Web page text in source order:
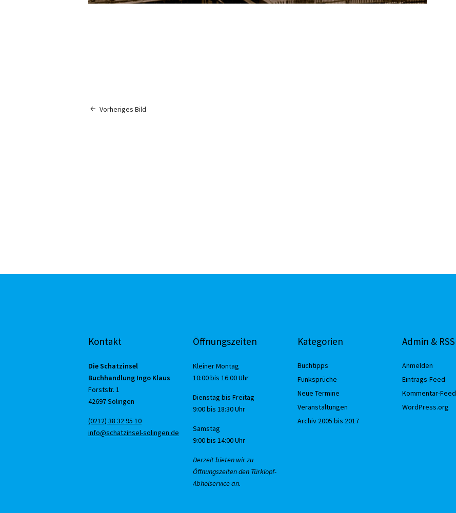
Vorheriges Bild
Kontakt
Die Schatzinsel
Buchhandlung Ingo Klaus
Forststr. 1
42697 Solingen
(0212) 38 32 95 10
info@schatzinsel-solingen.de
Öffnungszeiten
Kleiner Montag
10:00 bis 16:00 Uhr
Dienstag bis Freitag
9:00 bis 18:30 Uhr
Samstag
9:00 bis 14:00 Uhr
Derzeit bieten wir zu
Öffnungszeiten den Türklopf-
Abholservice an.
Kategorien
Buchtipps
Funksprüche
Neue Termine
Veranstaltungen
Archiv 2005 bis 2017
Admin & RSS
Anmelden
Eintrags-Feed
Kommentar-Feed
WordPress.org